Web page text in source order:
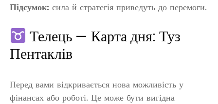
Підсумок: сила й стратегія приведуть до перемоги.
Телець — Карта дня: Туз
Пентаклів
Перед вами відкривається нова можливість у
фінансах або роботі. Це може бути вигідна